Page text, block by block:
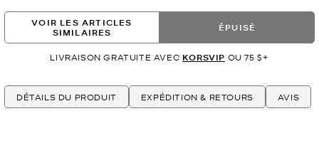
VOIR LES ARTICLES
SIMILAIRES
ÉPUISÉ
LIVRAISON GRATUITE AVEC KORSVIP OU 75 $+
DÉTAILS DU PRODUIT EXPÉDITION & RETOURS AVIS